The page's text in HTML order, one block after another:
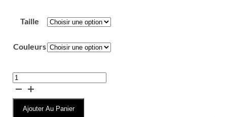
Taille
Couleurs
quantité
de
Baskets
Ajouter Au Panier